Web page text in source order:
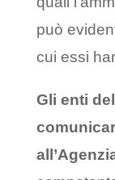
può
cui essi
Gli enti